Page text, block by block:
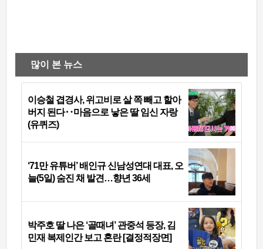
많이 본 뉴스
이승철 겹경사, 위고비로 살 쪽 빼고 할아
버지 된다‥마음으로 낳은 딸 임신 자랑
(유퀴즈)
‘71만 유튜버’ 배인규 신남성연대 대표, 오
늘(5일) 숨진 채 발견…향년 36세
박주호 딸 나은 ‘골때녀’ 관중석 등장, 김
민재 복제인간 보고 혼란 [결정적장면]